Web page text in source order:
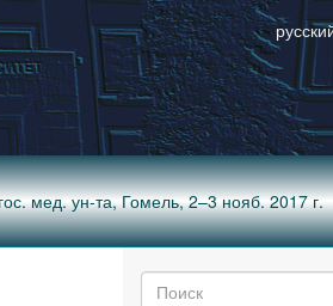
мед. ун-та, Гомель, 2–3 нояб. 2017 г.